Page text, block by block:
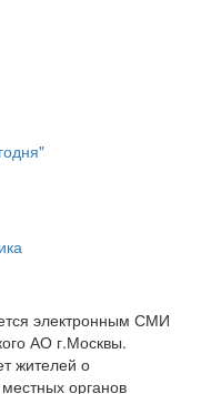
электронным СМИ
АО г.Москвы.
жителей о
органов